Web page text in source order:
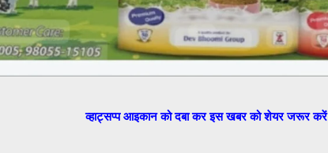
व्हाट्सप्प आइकान को दबा कर इस खबर को शेयर जरूर करें